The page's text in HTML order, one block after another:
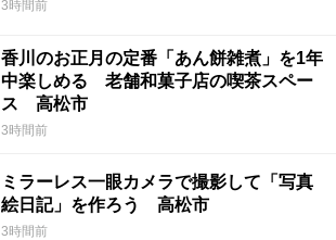
3時間前
香川のお正月の定番「あん餅雑煮」を1年
中楽しめる 老舗和菓子店の喫茶スペー
ス 高松市
3時間前
ミラーレス一眼カメラで撮影して「写真
絵日記」を作ろう 高松市
3時間前